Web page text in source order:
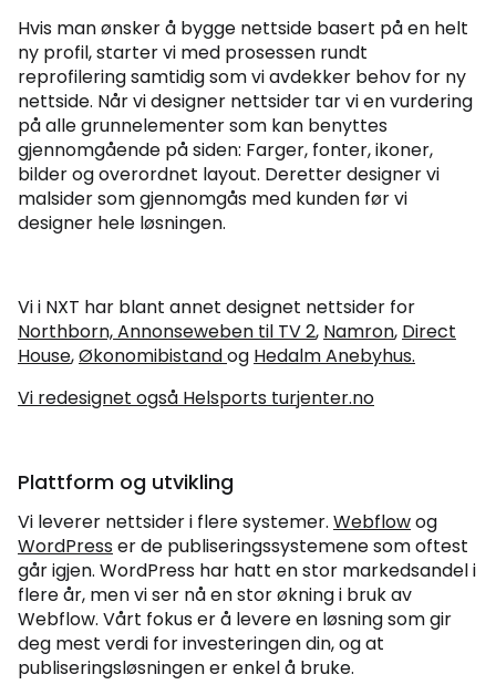
Hvis man ønsker å bygge nettside basert på en helt
ny profil, starter vi med prosessen rundt
reprofilering samtidig som vi avdekker behov for ny
nettside. Når vi designer nettsider tar vi en vurdering
på alle grunnelementer som kan benyttes
gjennomgående på siden: Farger, fonter, ikoner,
bilder og overordnet layout. Deretter designer vi
malsider som gjennomgås med kunden før vi
designer hele løsningen.
Vi i NXT har blant annet designet nettsider for
Northborn,Annonseweben til TV 2, Namron, Direct
House,Økonomibistandog Hedalm Anebyhus.
Vi redesignet også Helsports turjenter.no
Plattform og utvikling
Vi leverer nettsider i flere systemer. Webflowog
WordPresser de publiseringssystemene som oftest
går igjen. WordPress har hatt en stor markedsandel i
flere år, men vi ser nå en stor økning i bruk av
Webflow. Vårt fokus er å levere en løsning som gir
deg mest verdi for investeringen din, og at
publiseringsløsningen er enkel å bruke.